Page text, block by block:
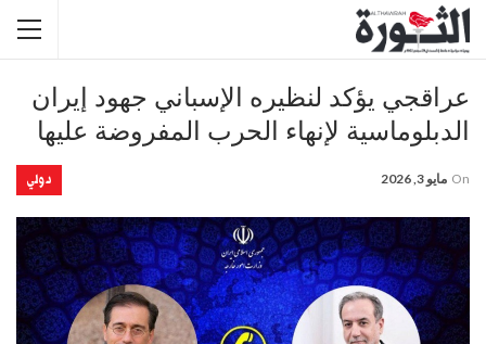
عراقجي يؤكد لنظيره الإسباني جهود إيران
الدبلوماسية لإنهاء الحرب المفروضة عليها
دولي On مايو 3, 2026